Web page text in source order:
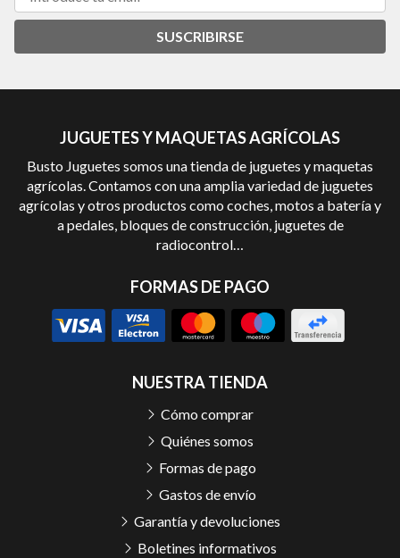
SUSCRIBIRSE
JUGUETES Y MAQUETAS AGRÍCOLAS
Busto Juguetes somos una tienda de juguetes y maquetas
agrícolas. Contamos con una amplia variedad de juguetes
agrícolas y otros productos como coches, motos a batería y
a pedales, bloques de construcción, juguetes de
radiocontrol…
FORMAS DE PAGO
NUESTRA TIENDA
Cómo comprar
Quiénes somos
Formas de pago
Gastos de envío
Garantía y devoluciones
Boletines informativos